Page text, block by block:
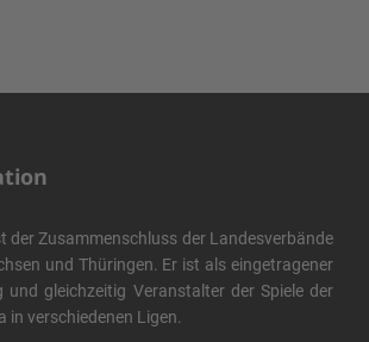
der Zusammenschluss der Landesverbände
und Thüringen. Er ist als eingetragener
und gleichzeitig Veranstalter der Spiele der
in verschiedenen Ligen.